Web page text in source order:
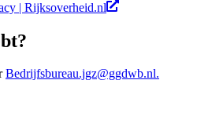
| Rijksoverheid.nl
Bedrijfsbureau.jgz@ggdwb.nl.